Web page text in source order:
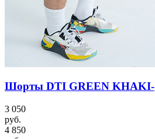
Шорты DTI GREEN KHAKI-
3 050
руб.
4 850